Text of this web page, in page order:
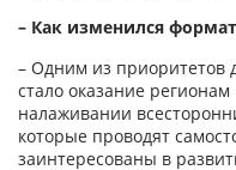
– Как изменился
– Одним из приоритетов
стало оказание
налаживании
которые проводят
заинтересованы в